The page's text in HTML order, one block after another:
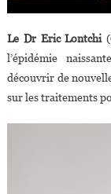
Le Dr Eric Lontchi
l’épidémie
découvrir de
sur les traitements